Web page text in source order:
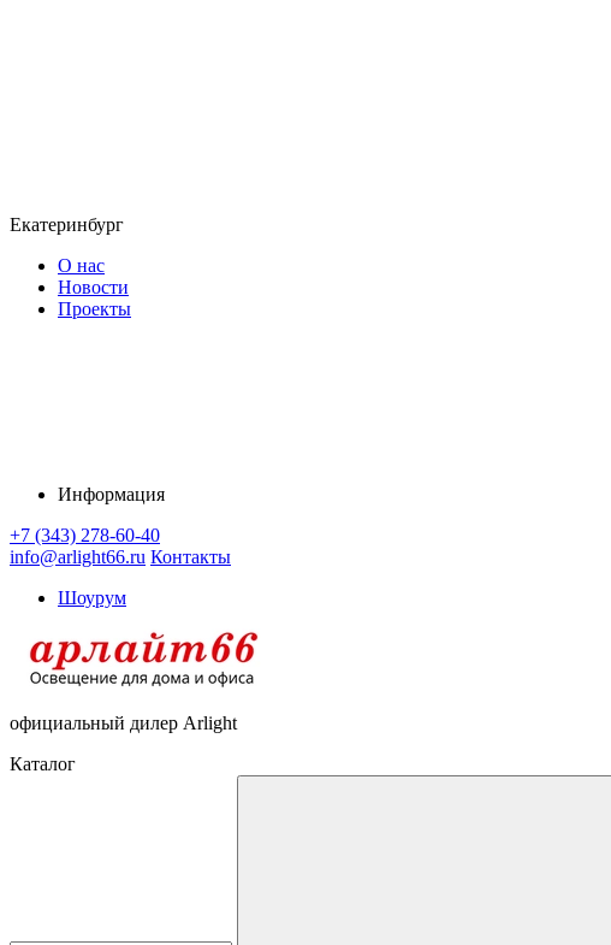
Екатеринбург
О нас
Новости
Проекты
Информация
+7 (343) 278-60-40
info@arlight66.ru Контакты
Шоурум
официальный дилер Arlight
Каталог